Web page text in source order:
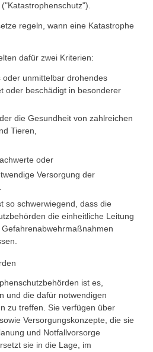
regeln, wann eine Katastrophe
dafür zwei Kriterien:
oder unmittelbar drohendes
oder beschädigt in besonderer
die Gesundheit von zahlreichen
Tieren,
oder
Versorgung der
so schwerwiegend, dass die
die einheitliche Leitung
ist es,
und die dafür notwendigen
zu treffen. Sie verfügen über
Versorgungskonzepte, die sie
und Notfallvorsorge
sie in die Lage, im